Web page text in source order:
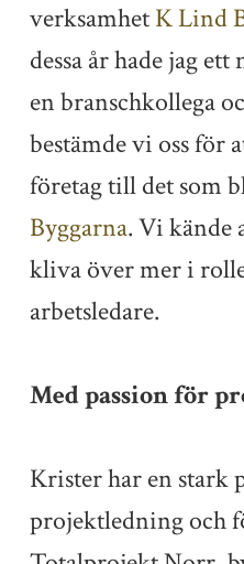
verksamhetK Lind
dessa år hade jag
en branschkollega
bestämde vi oss för
företag till det som
Byggarna. Vi kände
kliva över mer i
arbetsledare.
Med passion för
Krister har en stark
projektledning och